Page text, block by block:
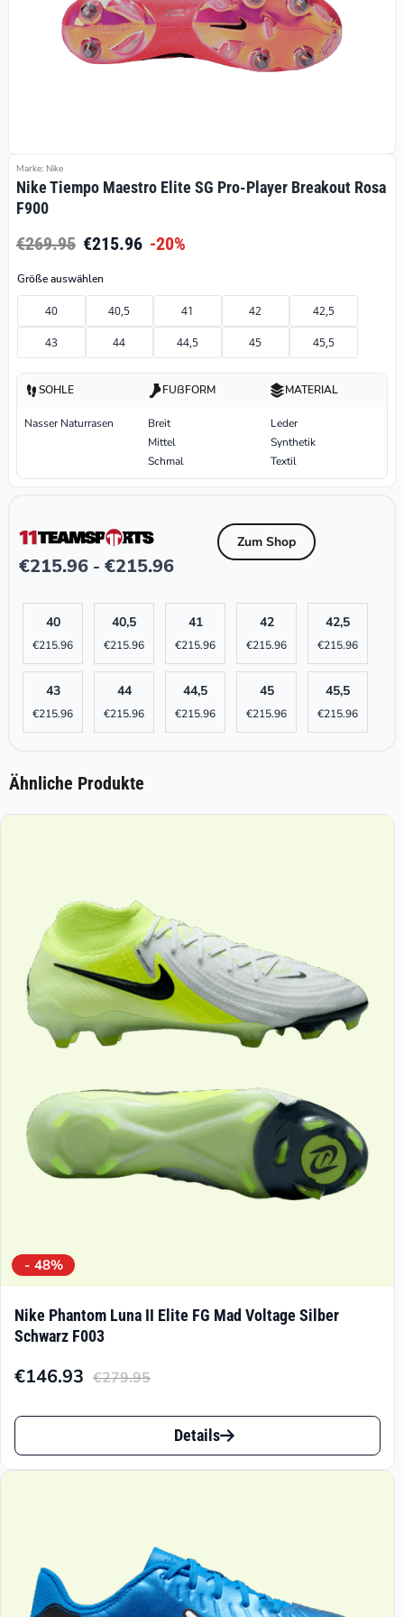
Marke: Nike
Nike Tiempo Maestro Elite SG Pro-Player Breakout Rosa
F900
€269.95 €215.96 -20%
Größe auswählen
40 40,5 41 42 42,5
43 44 44,5 45 45,5
SOHLE
Nasser Naturrasen
FUßFORM
Breit
Mittel
Schmal
MATERIAL
Leder
Synthetik
Textil
€215.96 - €215.96
Zum Shop
40
€215.96
40,5
€215.96
41
€215.96
42
€215.96
42,5
€215.96
43
€215.96
44
€215.96
44,5
€215.96
45
€215.96
45,5
€215.96
Ähnliche Produkte
- 48%
Nike Phantom Luna II Elite FG Mad Voltage Silber
Schwarz F003
€279.95
Ursprünglicher
Preis
€279.95
€146.93
Aktueller
Preis
€146.93.
Dieses
Produkt
auf.
Die
Details